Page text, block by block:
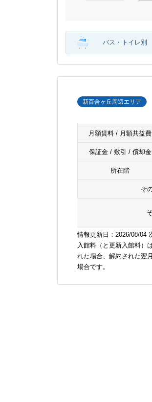
バス・トイレ別
新百合ヶ丘周辺エリア
月額賃料 / 月額共益費
保証金 / 敷引 / 償却金
所在階
そ
情報更新日：2026/08/04
入館料（と更新入館料）
れた場合、解約された翌
場合です。